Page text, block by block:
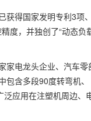
得国家发明专利3项、
度，并独创了“动态负
家电龙头企业、汽车零
含多段90度转弯机、
泛应用在注塑机周边、